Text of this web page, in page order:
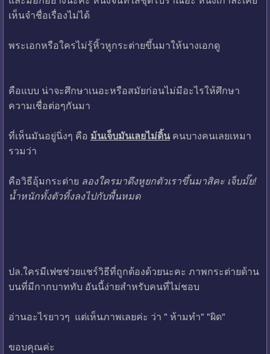
เห็นจำชื่อเรื่องไม่ได้
พระเอกหรือใครไม่รู้หิ้วหูกระต่ายขึ้นมาให้นางเอกดู
คือแบบ น่าจะศึกษาเนอะหรือสมัยก่อนไม่มีอะไรให้ศึกษา
ความเชื่อต่อๆกันมา
ที่เห็นมันอยู่นิ่งๆ คือ ม้นเจ็บมันเลยไม่ดิ้นคนบางคนเลยเหมา
รวมว่า
คือวิธีอุ้มกระต่าย ลองใครมาดึงหูยกตัวเราขึ้นมาสิคะ เจ็บมั๊ย!
น้ำหนักทั้งตัวทิ้งลงไปกับพื้นหมด
ปล.ใครมีเฟซช่วยแชร์วิธีที่ถูกต้องด้วยนะคะ ภาพกระต่ายด้าน
บนที่มีกากบาททับ อันนี้ง่ายสำหรับคนที่ไม่ชอบ
อ่านอะไรยาวๆ แต่เห็นภาพเลยค่ะ ว่า " ห้ามทำ" "ผิด"
ขอบคุณค่ะ